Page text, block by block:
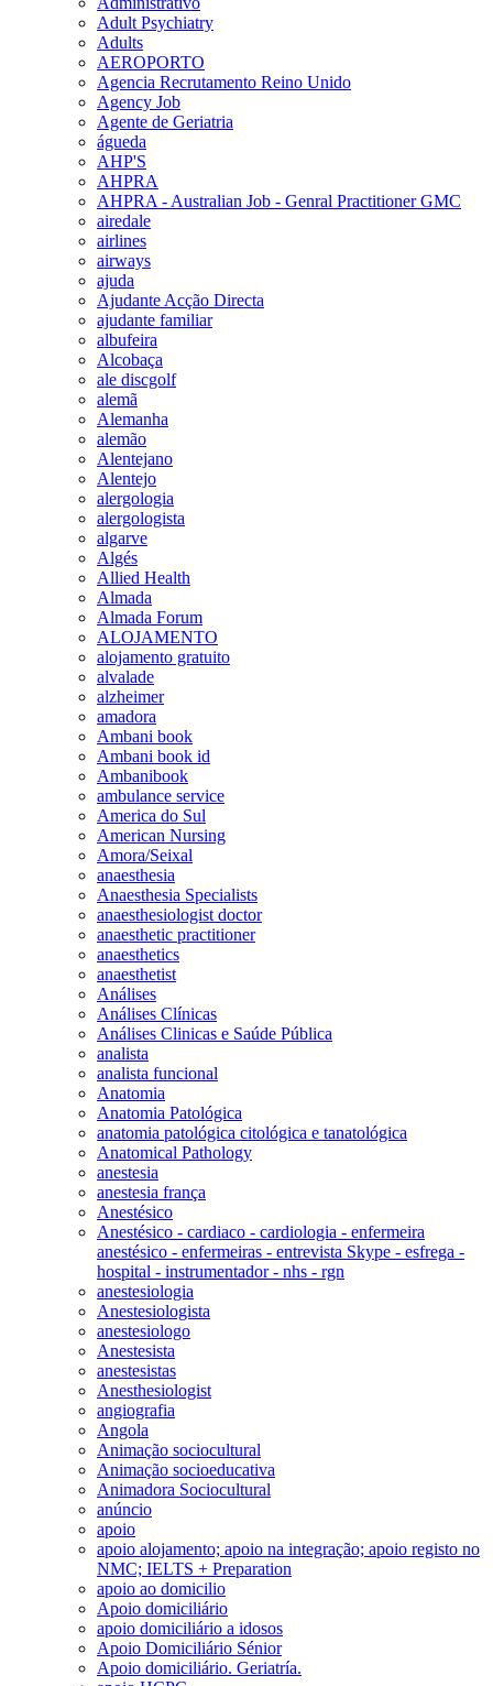
Adult Psychiatry
Adults
AEROPORTO
Agencia Recrutamento Reino Unido
Agency Job
Agente de Geriatria
águeda
AHP'S
AHPRA
AHPRA - Australian Job - Genral Practitioner GMC
airedale
airlines
airways
ajuda
Ajudante Acção Directa
ajudante familiar
albufeira
Alcobaça
ale discgolf
alemã
Alemanha
alemão
Alentejano
Alentejo
alergologia
alergologista
algarve
Algés
Allied Health
Almada
Almada Forum
ALOJAMENTO
alojamento gratuito
alvalade
alzheimer
amadora
Ambani book
Ambani book id
Ambanibook
ambulance service
America do Sul
American Nursing
Amora/Seixal
anaesthesia
Anaesthesia Specialists
anaesthesiologist doctor
anaesthetic practitioner
anaesthetics
anaesthetist
Análises
Análises Clínicas
Análises Clinicas e Saúde Pública
analista
analista funcional
Anatomia
Anatomia Patológica
anatomia patológica citológica e tanatológica
Anatomical Pathology
anestesia
anestesia frança
Anestésico
Anestésico - cardiaco - cardiologia - enfermeira
anestésico - enfermeiras - entrevista Skype - esfrega -
hospital - instrumentador - nhs - rgn
anestesiologia
Anestesiologista
anestesiologo
Anestesista
anestesistas
Anesthesiologist
angiografia
Angola
Animação sociocultural
Animação socioeducativa
Animadora Sociocultural
anúncio
apoio
apoio alojamento; apoio na integração; apoio registo no
NMC; IELTS + Preparation
apoio ao domicilio
Apoio domiciliário
apoio domiciliário a idosos
Apoio Domiciliário Sénior
Apoio domiciliário. Geriatría.